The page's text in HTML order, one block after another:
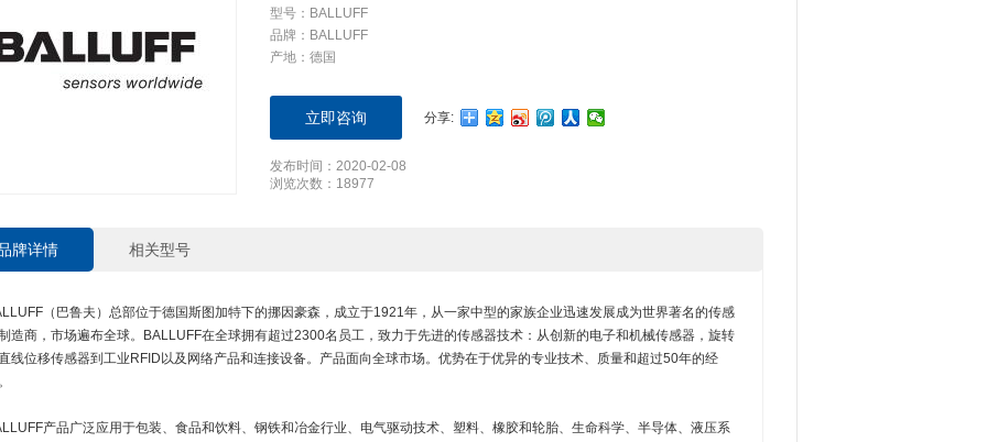
型号：BALLUFF
品牌：BALLUFF
产地：德国
立即咨询 分享:
发布时间：2020-02-08
浏览次数：18977
牌详情 相关型号
（巴鲁夫）总部位于德国斯图加特下的挪因豪森，成立于1921年，从一家中型的家族企业迅速发展成为世界著名的传感
造商，市场遍布全球。BALLUFF在全球拥有超过2300名员工，致力于先进的传感器技术：从创新的电子和机械传感器，旋转
线位移传感器到工业RFID以及网络产品和连接设备。产品面向全球市场。优势在于优异的专业技术、质量和超过50年的经
产品广泛应用于包装、食品和饮料、钢铁和冶金行业、电气驱动技术、塑料、橡胶和轮胎、生命科学、半导体、液压系